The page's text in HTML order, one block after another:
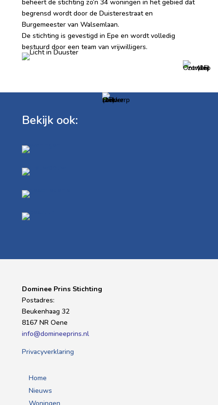
beheert de stichting zo’n 34 woningen in het gebied dat
begrensd wordt door de Duisterestraat en
Burgemeester van Walsemlaan.
De stichting is gevestigd in Epe en wordt volledig
bestuurd door een team van vrijwilligers.
Bekijk ook:
Dominee Prins Stichting
Postadres:
Beukenhaag 32
8167 NR Oene
info@domineeprins.nl
Privacyverklaring
Home
Nieuws